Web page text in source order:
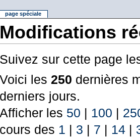
Modifications
Suivez sur cette page
Voici les 250 dernières
derniers jours.
Afficher les 50 | 100 |
cours des 1 | 3 | 7 | 14|
page spéciale